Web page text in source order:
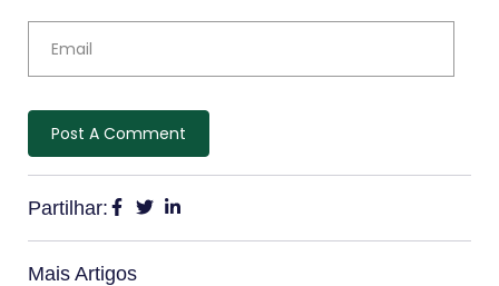
Partilhar:
Mais Artigos